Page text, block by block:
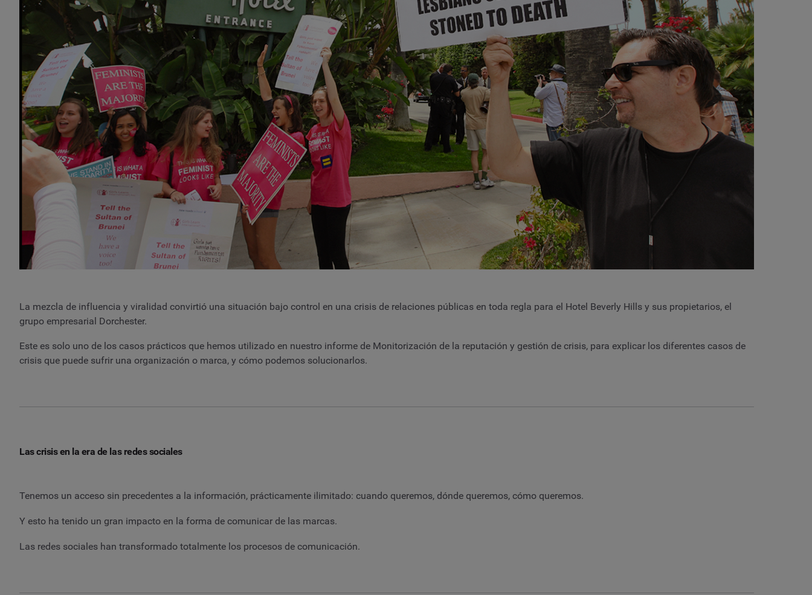
La mezcla de influencia y viralidad convirtió una situación bajo control en una crisis de relaciones públicas en toda regla para el Hotel Beverly Hills y sus propietarios, el
grupo empresarial Dorchester.
Este es solo uno de los casos prácticos que hemos utilizado en nuestro informe de Monitorización de la reputación y gestión de crisis, para explicar los diferentes casos de
crisis que puede sufrir una organización o marca, y cómo podemos solucionarlos.
Las crisis en la era de las redes sociales
Tenemos un acceso sin precedentes a la información, prácticamente ilimitado: cuando queremos, dónde queremos, cómo queremos.
Y esto ha tenido un gran impacto en la forma de comunicar de las marcas.
Las redes sociales han transformado totalmente los procesos de comunicación.